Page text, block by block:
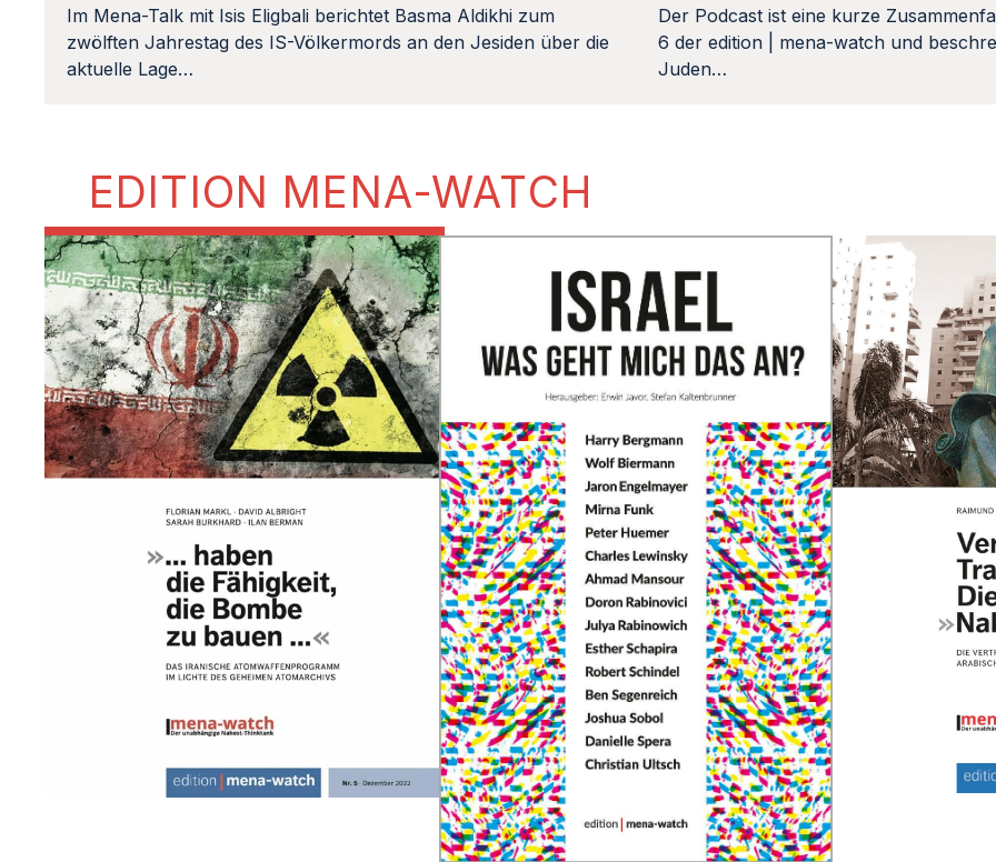
Im Mena-Talk mit Isis Eligbali berichtet Basma Aldikhi zum
zwölften Jahrestag des IS-Völkermords an den Jesiden über die
aktuelle Lage…
Der Podcast ist eine kurze
6 der edition | mena-watch und
Juden…
EDITION MENA-WATCH